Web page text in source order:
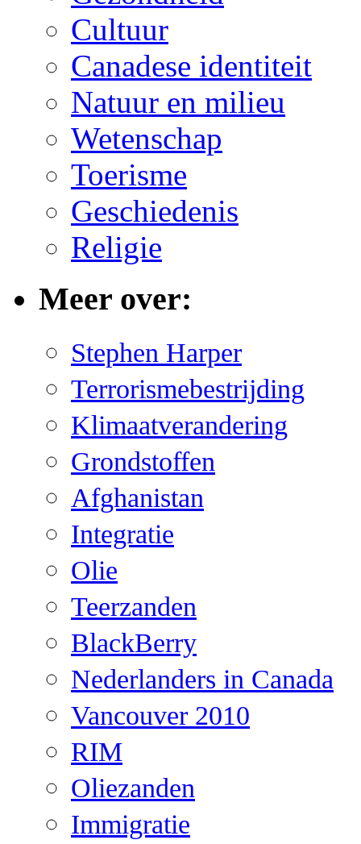
Cultuur
Canadese identiteit
Natuur en milieu
Wetenschap
Toerisme
Geschiedenis
Religie
Meer over:
Stephen Harper
Terrorismebestrijding
Klimaatverandering
Grondstoffen
Afghanistan
Integratie
Olie
Teerzanden
BlackBerry
Nederlanders in Canada
Vancouver 2010
RIM
Oliezanden
Immigratie